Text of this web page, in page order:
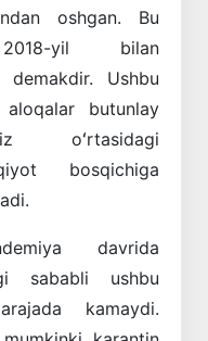
oshgan. Bu
yil bilan
demakdir. Ushbu
butunlay
oʻrtasidagi
bosqichiga
davrida
sababli ushbu
kamaydi.